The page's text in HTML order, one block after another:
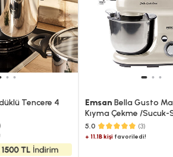
Tencere 4
Emsan Bella Gusto
Kıyma Çekme /Sucuk-
Köfte Aparatlı/Smooth
Hamur Yoğurma
5.0 (3)
+ 11.1B kişi favoriledi!